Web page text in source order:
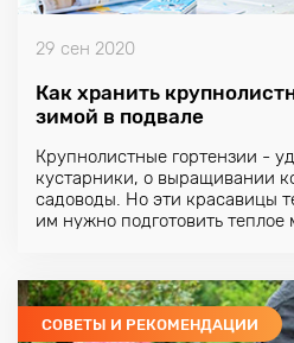
29 сен 2020
Как хранить
зимой в подвале
Крупнолистные гортензии -
кустарники, о выращивании
садоводы. Но эти красавицы
им нужно подготовить теплое
СОВЕТЫ И РЕКОМЕНДАЦИИ